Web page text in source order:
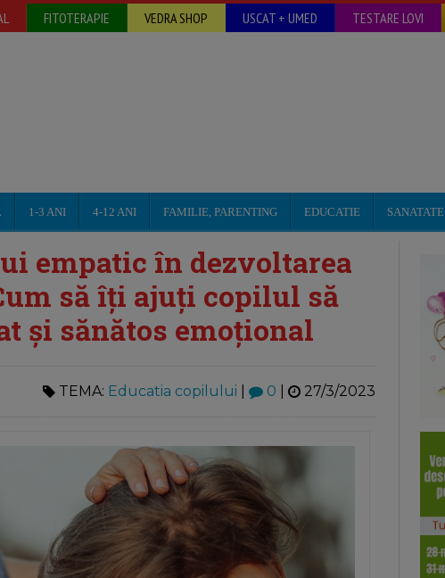
FITOTERAPIE VEDRA SHOP USCAT + UMED TESTARE LOVI
1-3 ANI 4-12 ANI FAMILIE, PARENTING EDUCATIE SANATATE
empatic în dezvoltarea
să îți ajuți copilul să
și sănătos emoțional
TEMA: Educatia copilului 0 27/3/2023